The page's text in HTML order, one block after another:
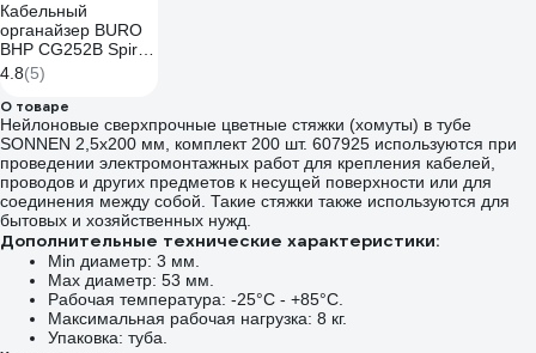
Кабельный
органайзер BURO
BHP CG252B Spiral
Hose 25x2000mm
Black 1175272
4.8(5)
О товаре
Нейлоновые сверхпрочные цветные стяжки (хомуты) в тубе
SONNEN 2,5x200 мм, комплект 200 шт. 607925 используются при
проведении электромонтажных работ для крепления кабелей,
проводов и других предметов к несущей поверхности или для
соединения между собой. Такие стяжки также используются для
бытовых и хозяйственных нужд.
Дополнительные технические характеристики:
Min диаметр: 3 мм.
Max диаметр: 53 мм.
Рабочая температура: -25°C - +85°C.
Максимальная рабочая нагрузка: 8 кг.
Упаковка: туба.